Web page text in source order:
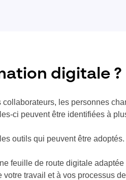
digitale ?
les personnes
ci peuvent être identifiées à
outils qui peuvent être adoptés.
feuille de route digitale
travail et à vos processus